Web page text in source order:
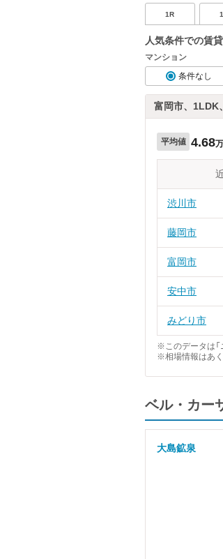
1R
人気条件での賃
マンション
条件なし
富岡市、1LDK
平均値 4.68
渋川市
藤岡市
富岡市
安中市
みどり市
※このデータは
※相場情報はあく
ベル・カー
大島鉱泉